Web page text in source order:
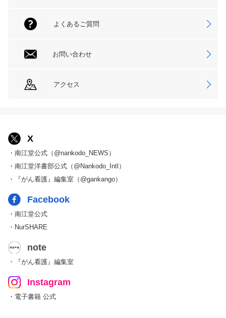
よくあるご質問
お問い合わせ
アクセス
X
・南江堂公式（@nankodo_NEWS）
・南江堂洋書部公式（@Nankodo_Intl）
・『がん看護』編集室（@gankango）
Facebook
・南江堂公式
・NurSHARE
note
・『がん看護』編集室
Instagram
・電子書籍 公式